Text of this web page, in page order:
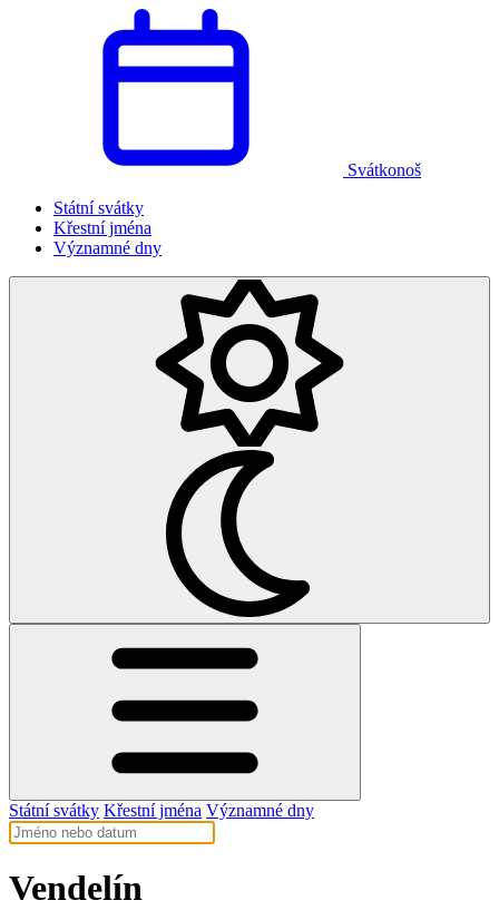
Svátkonoš
Státní svátky
Křestní jména
Významné dny
Státní svátky Křestní jména Významné dny
Vendelín